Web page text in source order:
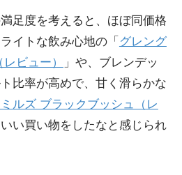
足度を考えると、ほぼ同価格
イトな飲み心地の「 グレング
ビュー）
」や、ブレンデッ
比率が高めで、甘く滑らかな
ルズ ブラックブッシュ（レ
い買い物をしたなと感じられ